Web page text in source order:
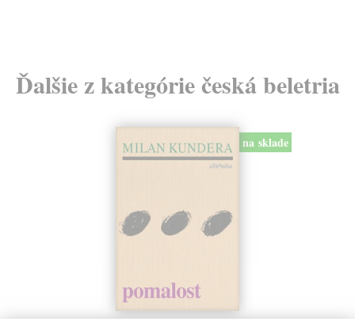
Ďalšie z kategórie česká beletria
na sklade
Pomalost